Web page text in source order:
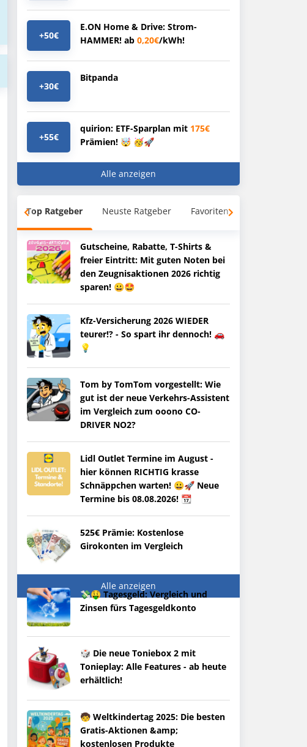
+50€
E.ON Home & Drive: Strom-
HAMMER! ab 0,20€/kWh!
+30€
Bitpanda
+55€
quirion: ETF-Sparplan mit 175€
Prämien! 🤯 🥳🚀
Alle anzeigen
Top Ratgeber Neuste Ratgeber Favoriten
Gutscheine, Rabatte, T-Shirts &
freier Eintritt: Mit guten Noten bei
den Zeugnisaktionen 2026 richtig
sparen! 😀🤩
Kfz-Versicherung 2026 WIEDER
teurer!? - So spart ihr dennoch! 🚗
💡
Tom by TomTom vorgestellt: Wie
gut ist der neue Verkehrs-Assistent
im Vergleich zum ooono CO-
DRIVER NO2?
Lidl Outlet Termine im August -
hier können RICHTIG krasse
Schnäppchen warten! 😀🚀 Neue
Termine bis 08.08.2026! 📆
525€ Prämie: Kostenlose
Girokonten im Vergleich
Alle anzeigen
💸🤑 Tagesgeld: Vergleich und
Zinsen fürs Tagesgeldkonto
🎲 Die neue Toniebox 2 mit
Tonieplay: Alle Features - ab heute
erhältlich!
🧒 Weltkindertag 2025: Die besten
Gratis-Aktionen &amp;
kostenlosen Produkte